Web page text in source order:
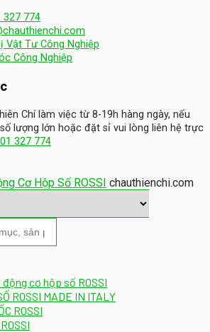
327 774
Vật Tư Công Nghiệp
Công Nghiệp
Chí làm việc từ 8-19h hàng ngày, nếu
lượng lớn hoặc đặt sỉ vui lòng liên hệ trực
327 774
Cơ Hộp Số ROSSI chauthienchi.com
cơ hộp số ROSSI
ROSSI MADE IN ITALY
ROSSI